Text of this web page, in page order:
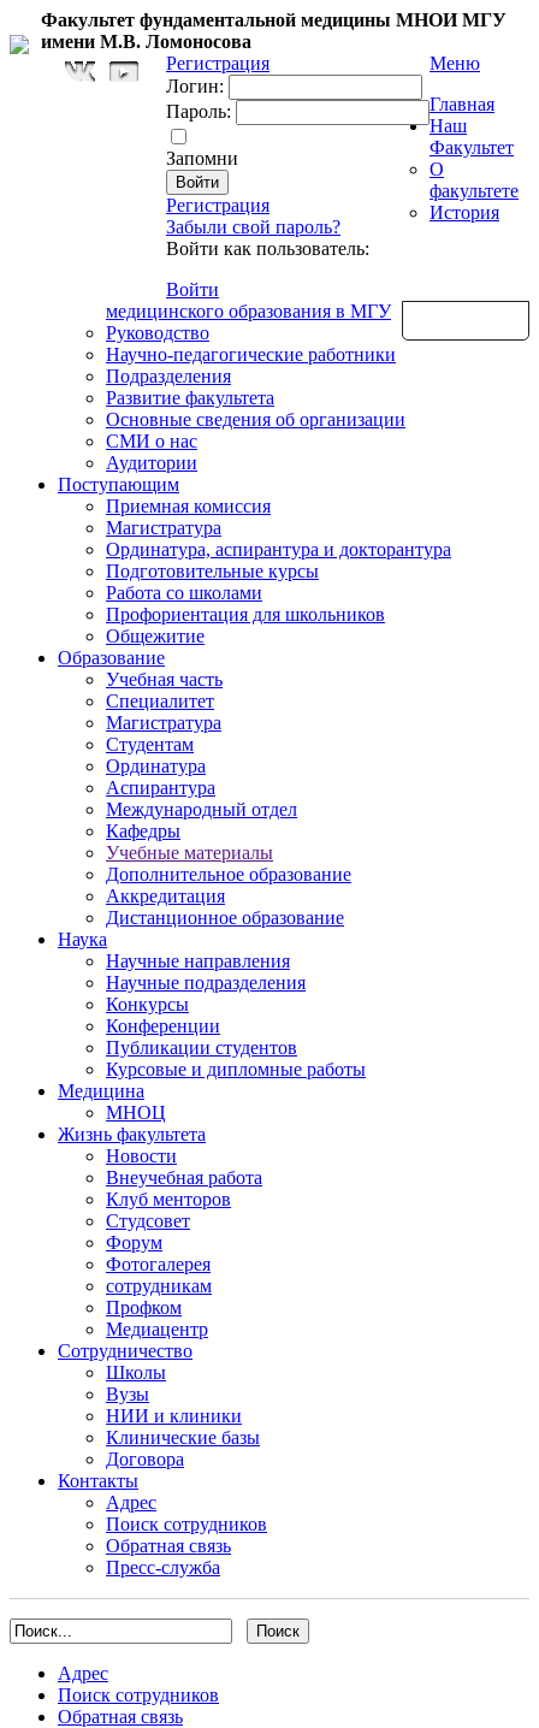
Факультет фундаментальной медицины МНОИ МГУ
имени М.В. Ломоносова
Регистрация
Логин:
Пароль:
Запомни
Регистрация
Забыли свой пароль?
Войти как пользователь:
Войти
Меню
Главная
Наш
Факультет
О
факультете
История
медицинского образования в МГУ
Руководство
Научно-педагогические работники
Подразделения
Развитие факультета
Основные сведения об организации
СМИ о нас
Аудитории
Поступающим
Приемная комиссия
Магистратура
Ординатура, аспирантура и докторантура
Подготовительные курсы
Работа со школами
Профориентация для школьников
Общежитие
Образование
Учебная часть
Специалитет
Магистратура
Студентам
Ординатура
Аспирантура
Международный отдел
Кафедры
Учебные материалы
Дополнительное образование
Аккредитация
Дистанционное образование
Наука
Научные направления
Научные подразделения
Конкурсы
Конференции
Публикации студентов
Курсовые и дипломные работы
Медицина
МНОЦ
Жизнь факультета
Новости
Внеучебная работа
Клуб менторов
Студсовет
Форум
Фотогалерея
сотрудникам
Профком
Медиацентр
Сотрудничество
Школы
Вузы
НИИ и клиники
Клинические базы
Договора
Контакты
Адрес
Поиск сотрудников
Обратная связь
Пресс-служба
Адрес
Поиск сотрудников
Обратная связь